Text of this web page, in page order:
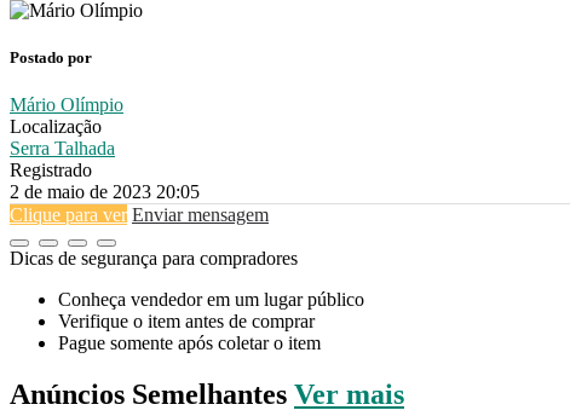
Postado por
Mário Olímpio
Localização
Serra Talhada
Registrado
2 de maio de 2023 20:05
Clique para ver Enviar mensagem
Dicas de segurança para compradores
Conheça vendedor em um lugar público
Verifique o item antes de comprar
Pague somente após coletar o item
Anúncios Semelhantes Ver mais